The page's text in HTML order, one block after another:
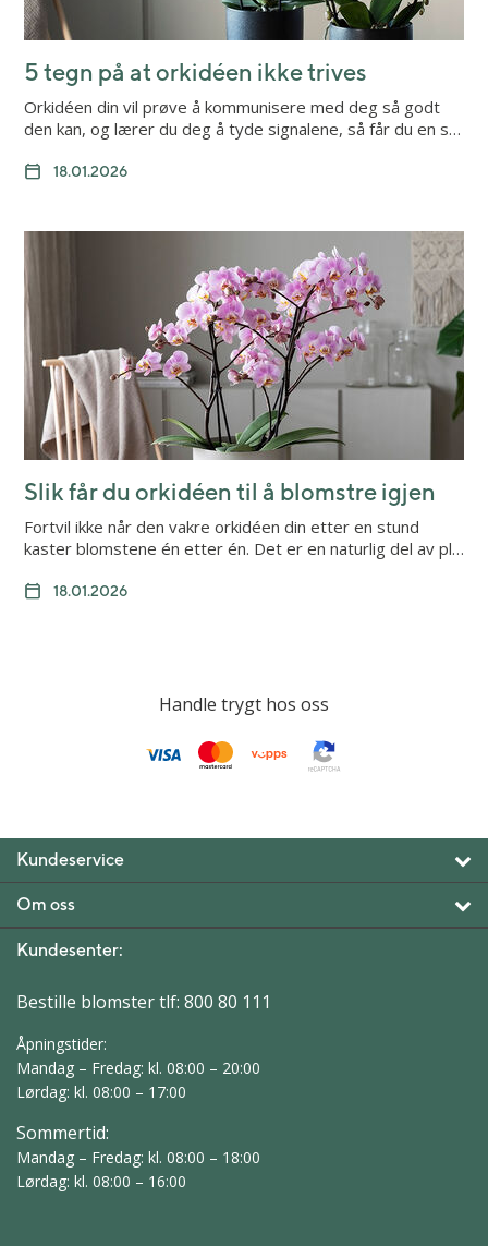
5 tegn på at orkidéen ikke trives
Orkidéen din vil prøve å kommunisere med deg så godt
den kan, og lærer du deg å tyde signalene, så får du en s…
18.01.2026
Slik får du orkidéen til å blomstre igjen
Fortvil ikke når den vakre orkidéen din etter en stund
kaster blomstene én etter én. Det er en naturlig del av pl…
18.01.2026
Handle trygt hos oss
Kundeservice
Om oss
Kundesenter:
Bestille blomster tlf: 800 80 111
Åpningstider:
Mandag – Fredag: kl. 08:00 – 20:00
Lørdag: kl. 08:00 – 17:00
Sommertid:
Mandag – Fredag: kl. 08:00 – 18:00
Lørdag: kl. 08:00 – 16:00